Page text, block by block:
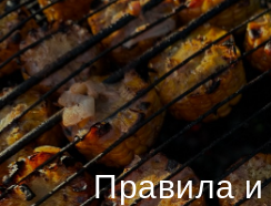
Правила и